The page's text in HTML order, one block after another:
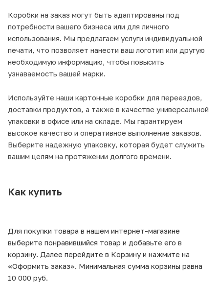
Коробки на заказ могут быть адаптированы под
потребности вашего бизнеса или для личного
использования. Мы предлагаем услуги индивидуальной
печати, что позволяет нанести ваш логотип или другую
необходимую информацию, чтобы повысить
узнаваемость вашей марки.
Используйте наши картонные коробки для переездов,
доставки продуктов, а также в качестве универсальной
упаковки в офисе или на складе. Мы гарантируем
высокое качество и оперативное выполнение заказов.
Выберите надежную упаковку, которая будет служить
вашим целям на протяжении долгого времени.
Как купить
Для покупки товара в нашем интернет-магазине
выберите понравившийся товар и добавьте его в
корзину. Далее перейдите в Корзину и нажмите на
«Оформить заказ». Минимальная сумма корзины равна
10 000 руб.